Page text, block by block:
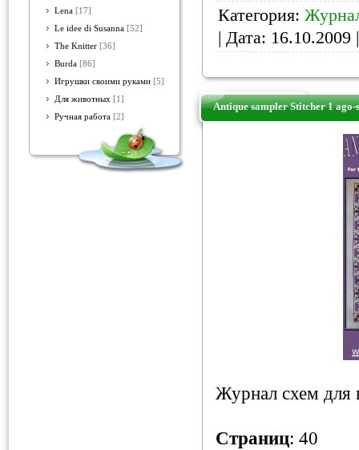
Lena [17]
Le idee di Susanna [52]
The Knitter [36]
Burda [86]
Игрушки своими руками [5]
Для животных [1]
Ручная работа [2]
Категория:
| Дата: 16.10.2009
Antique sampler Stitcher 1 ago-
Журнал схем для
Страниц: 40